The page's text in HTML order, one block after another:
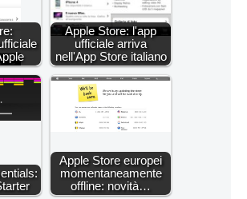
Apple Store: l'app
ufficiale arriva
nell'App Store italiano
Apple Store europei
momentaneamente
offline: novità…